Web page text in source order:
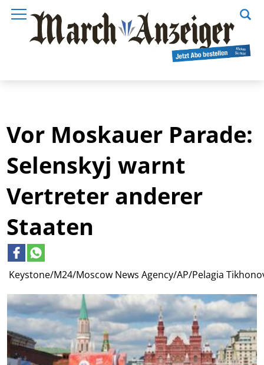
Keystone/M24/Moscow News Agency/AP/Pelagia
Vor Moskauer Parade:
Selenskyj warnt
Vertreter anderer
Staaten